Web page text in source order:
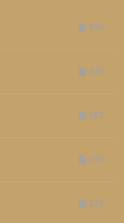
658
276
267
236
235